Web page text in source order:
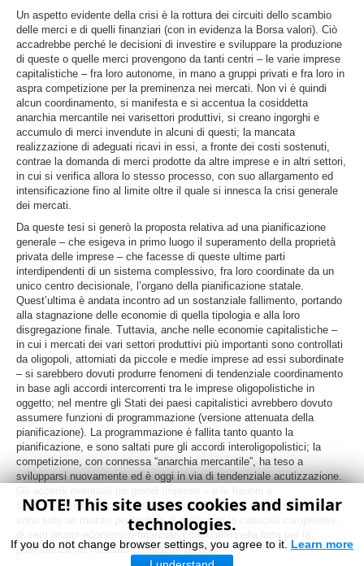
Un aspetto evidente della crisi è la rottura dei circuiti dello scambio
delle merci e di quelli finanziari (con in evidenza la Borsa valori). Ciò
accadrebbe perché le decisioni di investire e sviluppare la produzione
di queste o quelle merci provengono da tanti centri – le varie imprese
capitalistiche – fra loro autonome, in mano a gruppi privati e fra loro in
aspra competizione per la preminenza nei mercati. Non vi è quindi
alcun coordinamento, si manifesta e si accentua la cosiddetta
anarchia mercantile nei varisettori produttivi, si creano ingorghi e
accumulo di merci invendute in alcuni di questi; la mancata
realizzazione di adeguati ricavi in essi, a fronte dei costi sostenuti,
contrae la domanda di merci prodotte da altre imprese e in altri settori,
in cui si verifica allora lo stesso processo, con suo allargamento ed
intensificazione fino al limite oltre il quale si innesca la crisi generale
dei mercati.
Da queste tesi si generò la proposta relativa ad una pianificazione
generale – che esigeva in primo luogo il superamento della proprietà
privata delle imprese – che facesse di queste ultime parti
interdipendenti di un sistema complessivo, fra loro coordinate da un
unico centro decisionale, l’organo della pianificazione statale.
Quest’ultima è andata incontro ad un sostanziale fallimento, portando
alla stagnazione delle economie di quella tipologia e alla loro
disgregazione finale. Tuttavia, anche nelle economie capitalistiche –
in cui i mercati dei vari settori produttivi più importanti sono controllati
da oligopoli, attorniati da piccole e medie imprese ad essi subordinate
– si sarebbero dovuti produrre fenomeni di tendenziale coordinamento
in base agli accordi intercorrenti tra le imprese oligopolistiche in
oggetto; nel mentre gli Stati dei paesi capitalistici avrebbero dovuto
assumere funzioni di programmazione (versione attenuata della
pianificazione). La programmazione è fallita tanto quanto la
pianificazione, e sono saltati pure gli accordi interoligopolistici; la
competizione, con connessa “anarchia mercantile”, ha teso a
svilupparsi nuovamente ed è oggi in via di tendenziale acutizzazione.
centralizzazioni proprietarie attualmente in atto in tutto il mondo –
sono solo un mezzo per tentare di migliorare le capacità competitive
di certi gruppi economico-finanziari contro altri nella lotta per la
preminenza nel mercato cosiddetto globale.
NOTE! This site uses cookies and similar
technologies.
If you do not change browser settings, you agree to it. Learn more